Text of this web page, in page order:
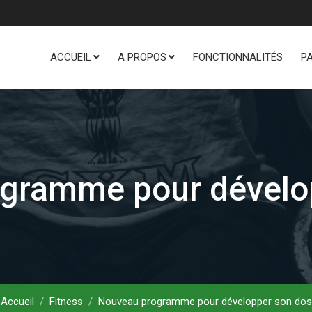
ACCUEIL A PROPOS FONCTIONNALITÉS
pour
Accueil Fitness Nouveau programme pour développer son dos